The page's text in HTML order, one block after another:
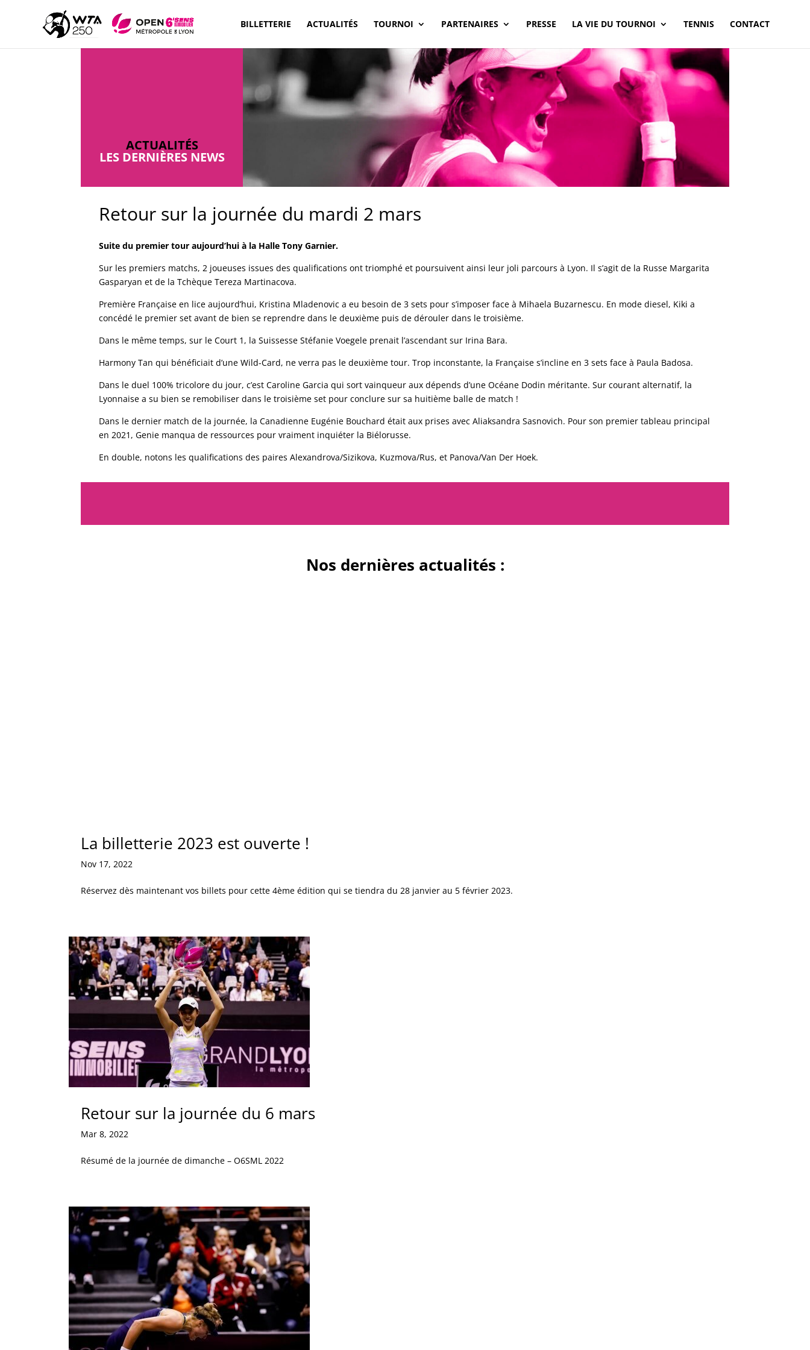
BILLETTERIE ACTUALITÉS TOURNOI PARTENAIRES PRESSE LA VIE DU TOURNOI TENNIS CONTACT
ACTUALITÉS
LES DERNIÈRES NEWS
Retour sur la journée du mardi 2 mars
Suite du premier tour aujourd’hui à la Halle Tony Garnier.
Sur les premiers matchs, 2 joueuses issues des qualifications ont triomphé et poursuivent ainsi leur joli parcours à Lyon. Il s’agit de la Russe Margarita
Gasparyan et de la Tchèque Tereza Martinacova.
Première Française en lice aujourd’hui, Kristina Mladenovic a eu besoin de 3 sets pour s’imposer face à Mihaela Buzarnescu. En mode diesel, Kiki a
concédé le premier set avant de bien se reprendre dans le deuxième puis de dérouler dans le troisième.
Dans le même temps, sur le Court 1, la Suissesse Stéfanie Voegele prenait l’ascendant sur Irina Bara.
Harmony Tan qui bénéficiait d’une Wild-Card, ne verra pas le deuxième tour. Trop inconstante, la Française s’incline en 3 sets face à Paula Badosa.
Dans le duel 100% tricolore du jour, c’est Caroline Garcia qui sort vainqueur aux dépends d’une Océane Dodin méritante. Sur courant alternatif, la
Lyonnaise a su bien se remobiliser dans le troisième set pour conclure sur sa huitième balle de match !
Dans le dernier match de la journée, la Canadienne Eugénie Bouchard était aux prises avec Aliaksandra Sasnovich. Pour son premier tableau principal
en 2021, Genie manqua de ressources pour vraiment inquiéter la Biélorusse.
En double, notons les qualifications des paires Alexandrova/Sizikova, Kuzmova/Rus, et Panova/Van Der Hoek.
Nos dernières actualités :
La billetterie 2023 est ouverte !
Nov 17, 2022
Réservez dès maintenant vos billets pour cette 4ème édition qui se tiendra du 28 janvier au 5 février 2023.
Retour sur la journée du 6 mars
Mar 8, 2022
Résumé de la journée de dimanche – O6SML 2022